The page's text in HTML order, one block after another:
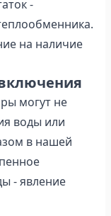
-
на наличие
могут не
воды или
в нашей
- явление